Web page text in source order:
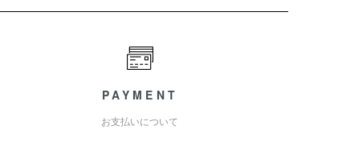
PAYMENT
お支払いについて